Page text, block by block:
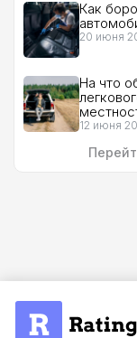
Как
20 июня
На что
12 июня